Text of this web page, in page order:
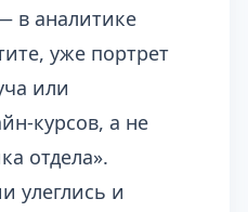
в аналитике
уже портрет
или
курсов, а не
отдела».
улеглись и